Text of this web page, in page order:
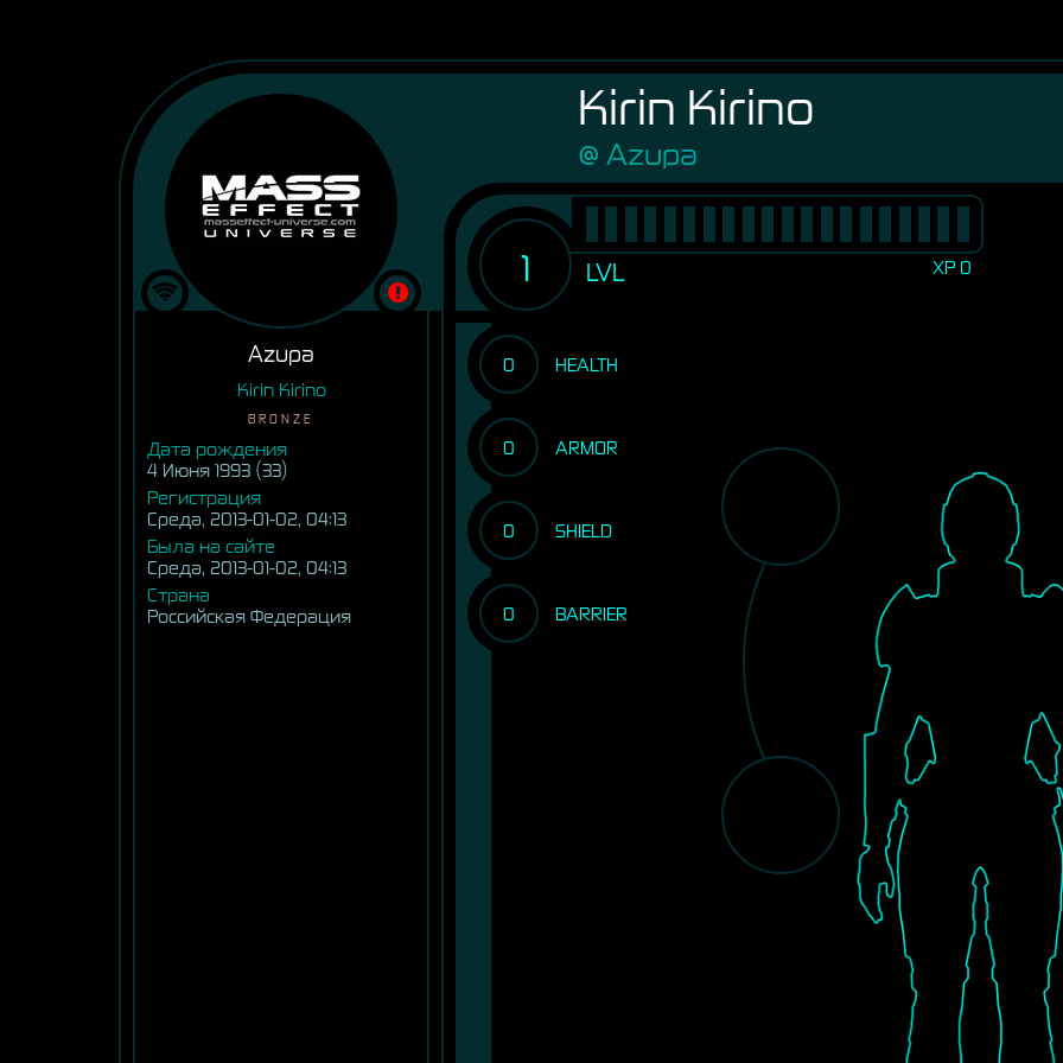
Azupa
Kirin Kirino
Azupa
Kirin Kirino
BRONZE
Дата рождения
4 Июня 1993 (33)
Регистрация
Среда, 2013-01-02, 04:13
Была на сайте
Среда, 2013-01-02, 04:13
Страна
Российская Федерация
1 LVL XP 0
0 HEALTH
0 ARMOR
0 SHIELD
0 BARRIER